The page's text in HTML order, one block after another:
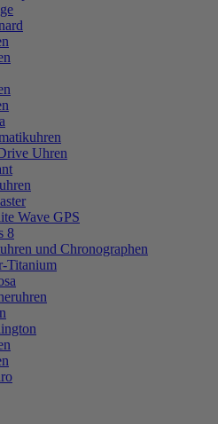
Uhren
Wave GPS
8
und Chronographen
Titanium